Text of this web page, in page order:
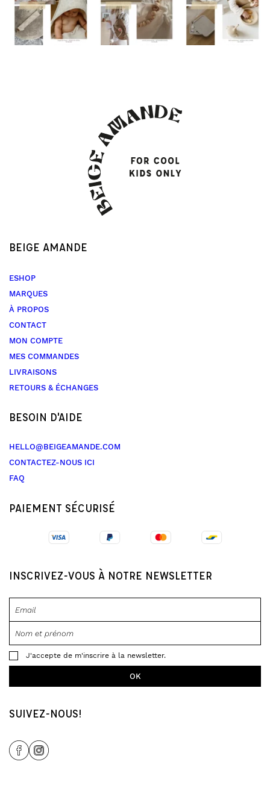
BEIGE AMANDE
ESHOP
MARQUES
À PROPOS
CONTACT
MON COMPTE
MES COMMANDES
LIVRAISONS
RETOURS & ÉCHANGES
BESOIN D'AIDE
HELLO@BEIGEAMANDE.COM
CONTACTEZ-NOUS ICI
FAQ
PAIEMENT SÉCURISÉ
INSCRIVEZ-VOUS À NOTRE NEWSLETTER
J'accepte de m'inscrire à la newsletter.
SUIVEZ-NOUS!
Share Icon
Share Icon